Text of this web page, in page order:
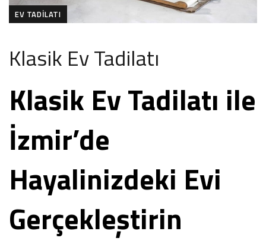
EV TADILATI
Klasik Ev Tadilatı
Klasik Ev Tadilatı ile
İzmir’de
Hayalinizdeki Evi
Gerçekleştirin